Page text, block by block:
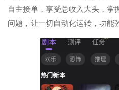
自主接单，享受总收入大头，掌
问题，让一切自动化运转，功能